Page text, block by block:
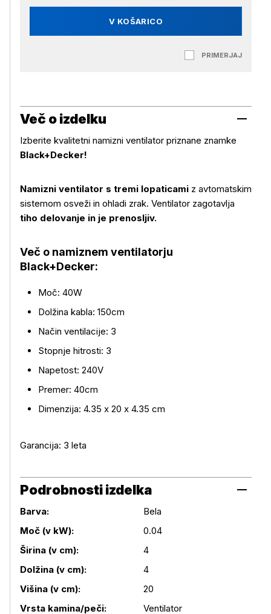
V KOŠARICO
PRIMERJAJ
Več o izdelku
Več o izdelku
Izberite kvalitetni namizni ventilator priznane znamke
Black+Decker!
Namizni ventilator s tremi lopaticami z avtomatskim
sistemom osveži in ohladi zrak. Ventilator zagotavlja
tiho delovanje in je prenosljiv.
Več o namiznem ventilatorju
Black+Decker:
Moč: 40W
Dolžina kabla: 150cm
Način ventilacije: 3
Stopnje hitrosti: 3
Napetost: 240V
Premer: 40cm
Dimenzija: ‎4.35 x 20 x 4.35 cm
Garancija: 3 leta
Podrobnosti izdelka
Podrobnosti izdelka
Barva:
Bela
Moč (v kW):
0.04
Širina (v cm):
4
Dolžina (v cm):
4
Višina (v cm):
20
Vrsta kamina/peči:
Ventilator